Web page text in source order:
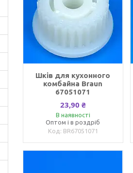
Шків для кухонного
комбайна Braun
67051071
23,90 ₴
В наявності
Оптом і в роздріб
BR67051071